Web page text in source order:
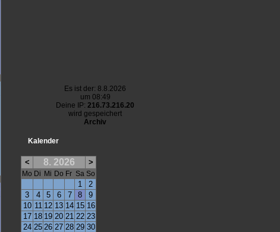
Es ist der: 8.8.2026
um 08:49
Deine IP: 216.73.216.20
wird gespeichert
Archiv
Kalender
< 8. 2026 >
Mo Di Mi Do Fr Sa So
1
2
3
4 5 6 7 8
9
10 11 12 13 14 15 16
17 18 19 20 21 22 23
24 25 26 27 28 29 30